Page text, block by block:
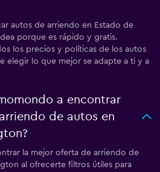
autos de arriendo en Estado de
porque es rápido y gratis.
los precios y políticas de los autos
elegir lo que mejor se adapte a ti y a
a encontrar
de autos en
la mejor oferta de arriendo de
al ofrecerte filtros útiles para